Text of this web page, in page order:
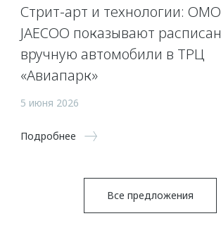
Стрит-арт и технологии:
JAECOO показывают
вручную автомобили в ТРЦ
«Авиапарк»
5 июня 2026
Подробнее
Все предложения